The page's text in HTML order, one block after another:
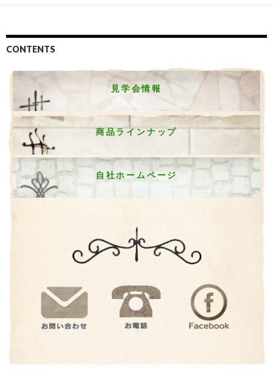
CONTENTS
見学会情報
商品ラインナップ
自社ホームページ